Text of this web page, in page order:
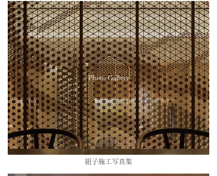
Photo Gallery
組子施工写真集